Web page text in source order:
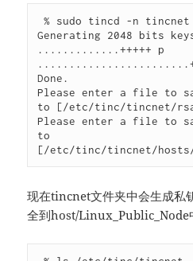
% sudo tincd -n tincnet -K
Generating 2048 bits
.............+++++ p
Done.
Please enter a file to
to [/etc/tinc/tincnet/
Please enter a file to
to
现在tincnet文件夹中会生成私
全到host/Linux_Public_Node